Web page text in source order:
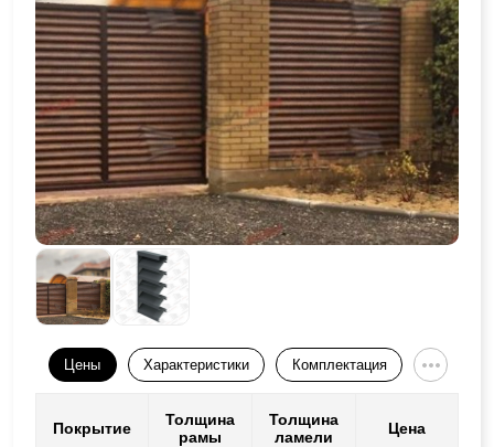
Цены Характеристики Комплектация
Покрытие
Толщина
рамы
Толщина
ламели
Цена